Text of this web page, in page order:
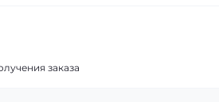
заказа